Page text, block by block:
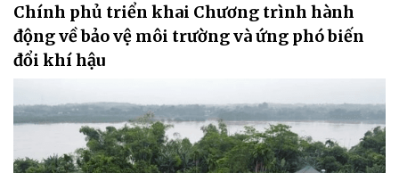
Chính phủ triển khai Chương trình hành
động về bảo vệ môi trường và ứng phó biến
đổi khí hậu